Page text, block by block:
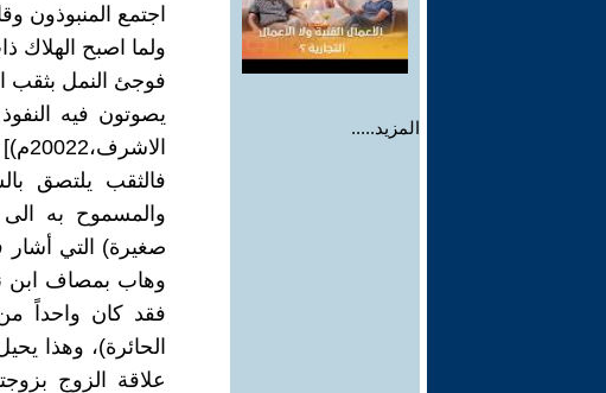
المزيد.....
اجتمع المنبوذون
ولما اصبح الهلاك
فوجئ النمل بثقب
يصوتون فيه
الاشرف،20022م)]
فالثقب يلتصق
والمسموح به
صغيرة) التي أشار
وهاب بمصاف ابن
فقد كان واحداً
الحائرة)، وهذا
علاقة الزوج